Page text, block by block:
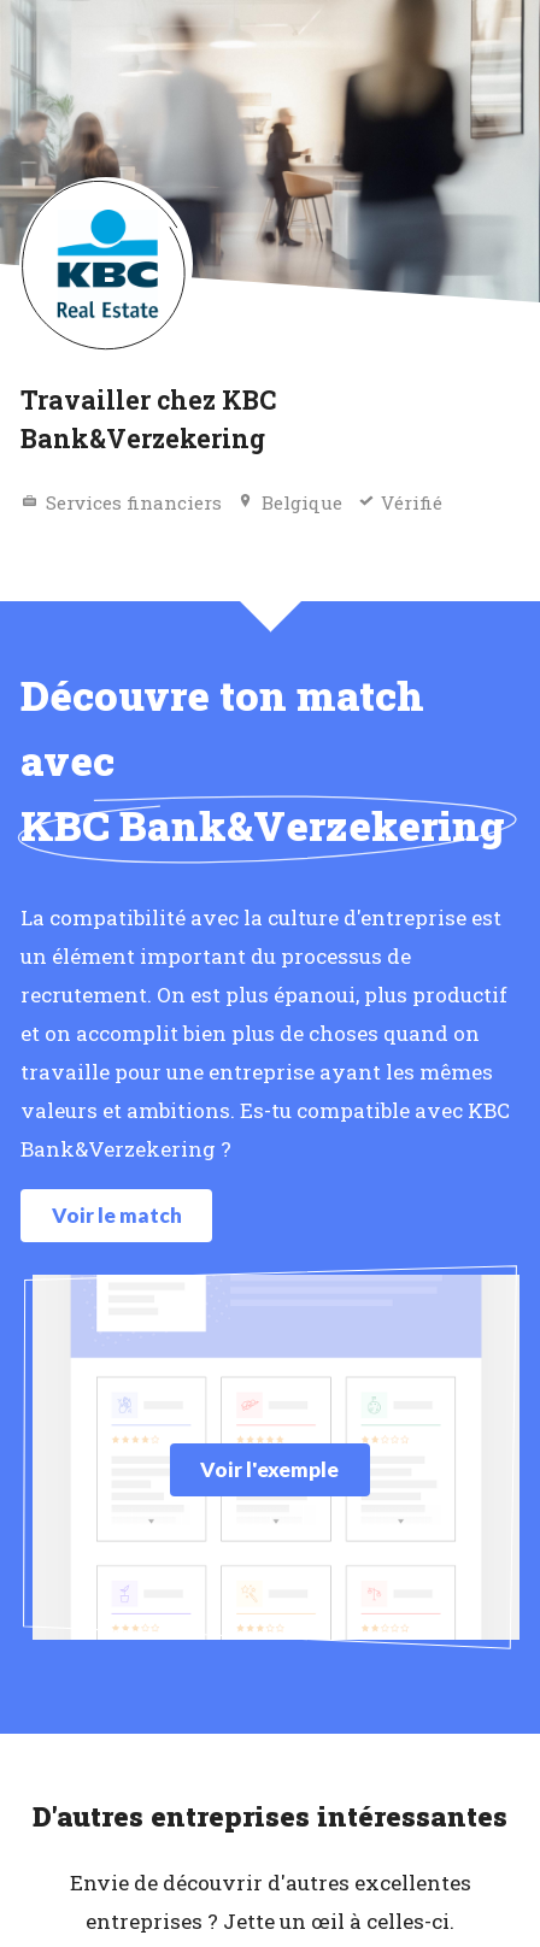
Travailler chez KBC
Bank&Verzekering
Services financiers Belgique Vérifié
Découvre ton match
avec
KBC Bank&Verzekering
La compatibilité avec la culture d'entreprise est
un élément important du processus de
recrutement. On est plus épanoui, plus productif
et on accomplit bien plus de choses quand on
travaille pour une entreprise ayant les mêmes
valeurs et ambitions. Es-tu compatible avec KBC
Bank&Verzekering ?
Voir le match
Voir l'exemple
D'autres entreprises intéressantes
Envie de découvrir d'autres excellentes
entreprises ? Jette un œil à celles-ci.